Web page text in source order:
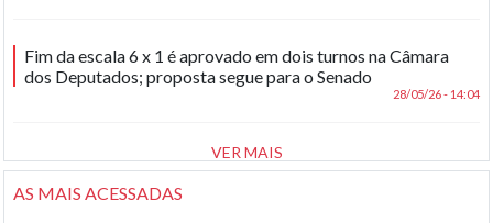
Fim da escala 6 x 1 é aprovado em dois turnos na Câmara
dos Deputados; proposta segue para o Senado
28/05/26 - 14:04
VER MAIS
AS MAIS ACESSADAS